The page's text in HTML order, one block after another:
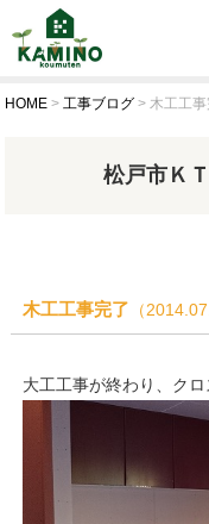
HOME >工事ブログ >木工工事
松戸市Ｋ
木工工事完了 （
大工工事が終わり、クロ